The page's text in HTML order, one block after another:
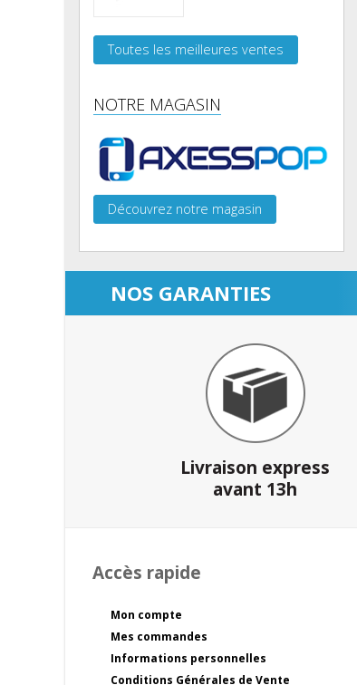
Toutes les meilleures ventes
NOTRE MAGASIN
Découvrez notre magasin
NOS GARANTIES
Livraison express
avant 13h
Accès rapide
Mon compte
Mes commandes
Informations personnelles
Conditions Générales de Vente